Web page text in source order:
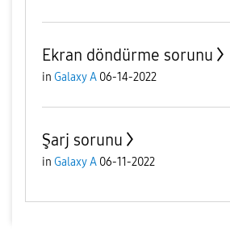
Ekran döndürme sorunu
in Galaxy A 06-14-2022
Şarj sorunu
in Galaxy A 06-11-2022